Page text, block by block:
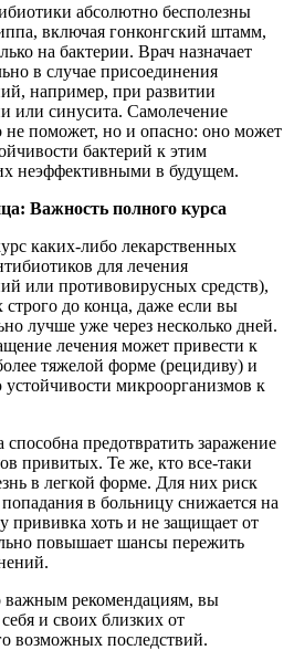
абсолютно бесполезны
включая гонконгский штамм,
на бактерии. Врач назначает
в случае присоединения
например, при развитии
или синусита. Самолечение
не поможет, но и опасно: оно может
бактерий к этим
неэффективными в будущем.
Важность полного курса
каких-либо лекарственных
для лечения
или противовирусных средств),
до конца, даже если вы
лучше уже через несколько дней.
лечения может привести к
тяжелой форме (рецидиву) и
устойчивости микроорганизмов к
предотвратить заражение
привитых. Те же, кто все-таки
в легкой форме. Для них риск
в больницу снижается на
прививка хоть и не защищает от
повышает шансы пережить
важным рекомендациям, вы
и своих близких от
возможных последствий.